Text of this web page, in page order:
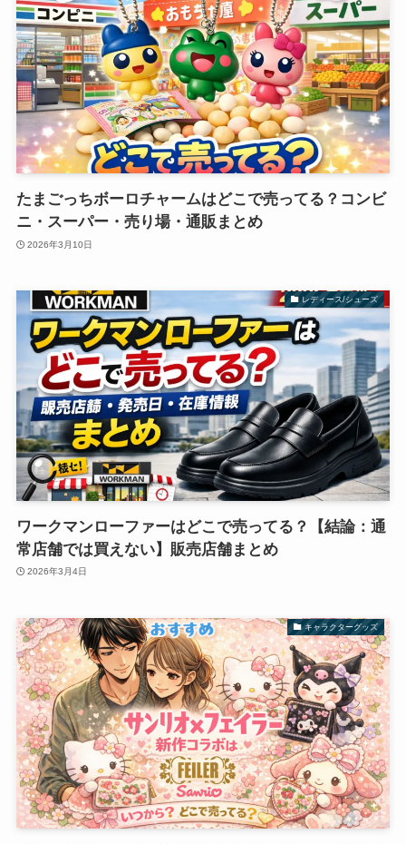
たまごっちボーロチャームはどこで売ってる？コンビ
ニ・スーパー・売り場・通販まとめ
2026年3月10日
レディース/シューズ
ワークマンローファーはどこで売ってる？【結論：通
常店舗では買えない】販売店舗まとめ
2026年3月4日
キャラクターグッズ